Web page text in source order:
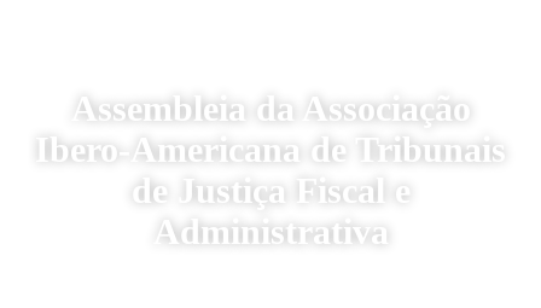
Assembleia da Associação
Ibero-Americana de Tribunais
de Justiça Fiscal e
Administrativa